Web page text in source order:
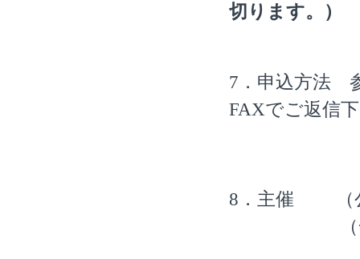
切ります。）
7．申込方法
FAXでご返信
8．主催 （公
（一社）